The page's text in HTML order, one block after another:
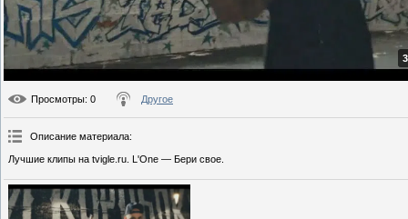
Просмотры: 0 Другое
Описание материала:
Лучшие клипы на tvigle.ru. L'One — Бери свое.